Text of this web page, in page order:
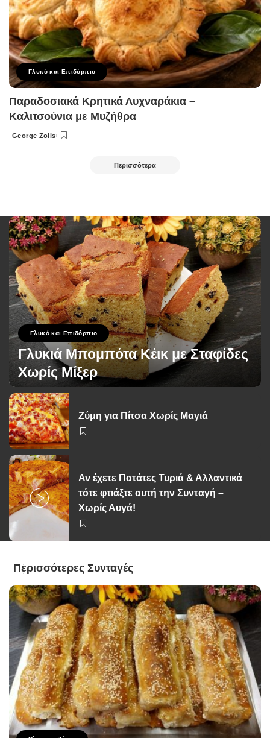
Γλυκό και Επιδόρπιο
Παραδοσιακά Κρητικά Λυχναράκια –
Καλιτσούνια με Μυζήθρα
Posted
George Zolis
Περισσότερα
Γλυκό και Επιδόρπιο
Γλυκιά Μπομπότα Κέικ με Σταφίδες
Χωρίς Μίξερ
Posted
by
George Zolis 1 Ιουνίου 2026
Ζύμη για Πίτσα Χωρίς Μαγιά
Αν έχετε Πατάτες Τυριά & Αλλαντικά
τότε φτιάξτε αυτή την Συνταγή –
Χωρίς Αυγά!
Περισσότερες Συνταγές